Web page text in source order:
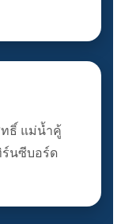
ทธิ์ แม่น้ำคู้
ร์นซีบอร์ด